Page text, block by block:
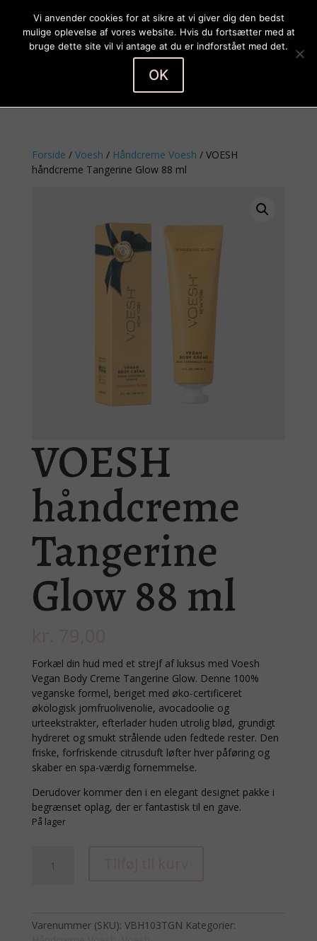
Forside / Voesh / Håndcreme Voesh / VOESH
håndcreme Tangerine Glow 88 ml
VOESH
håndcreme
Tangerine
Glow 88 ml
Forkæl din hud med et strejf af luksus med Voesh
Vegan Body Creme Tangerine Glow. Denne 100%
veganske formel, beriget med øko-certificeret
økologisk jomfruolivenolie, avocadoolie og
urteekstrakter, efterlader huden utrolig blød, grundigt
hydreret og smukt strålende uden fedtede rester. Den
friske, forfriskende citrusduft løfter hver påføring og
skaber en spa-værdig fornemmelse.
Derudover kommer den i en elegant designet pakke i
begrænset oplag, der er fantastisk til en gave.
På lager
håndcreme
ml
Varenummer (SKU): VBH103TGN Kategorier:
Vi anvender cookies for at sikre at vi giver dig den bedst
mulige oplevelse af vores website. Hvis du fortsætter med at
bruge dette site vil vi antage at du er indforstået med det.
OK